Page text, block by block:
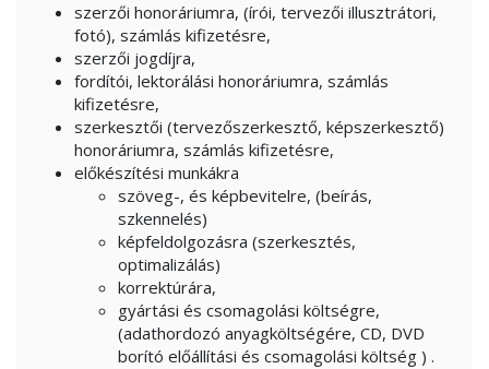
szerzői honoráriumra, (írói, tervezői illusztrátori,
fotó), számlás kifizetésre,
szerzői jogdíjra,
fordítói, lektorálási honoráriumra, számlás
kifizetésre,
szerkesztői (tervezőszerkesztő, képszerkesztő)
honoráriumra, számlás kifizetésre,
előkészítési munkákra
szöveg-, és képbevitelre, (beírás,
szkennelés)
képfeldolgozásra (szerkesztés,
optimalizálás)
korrektúrára,
gyártási és csomagolási költségre,
(adathordozó anyagköltségére, CD, DVD
borító előállítási és csomagolási költség ) .